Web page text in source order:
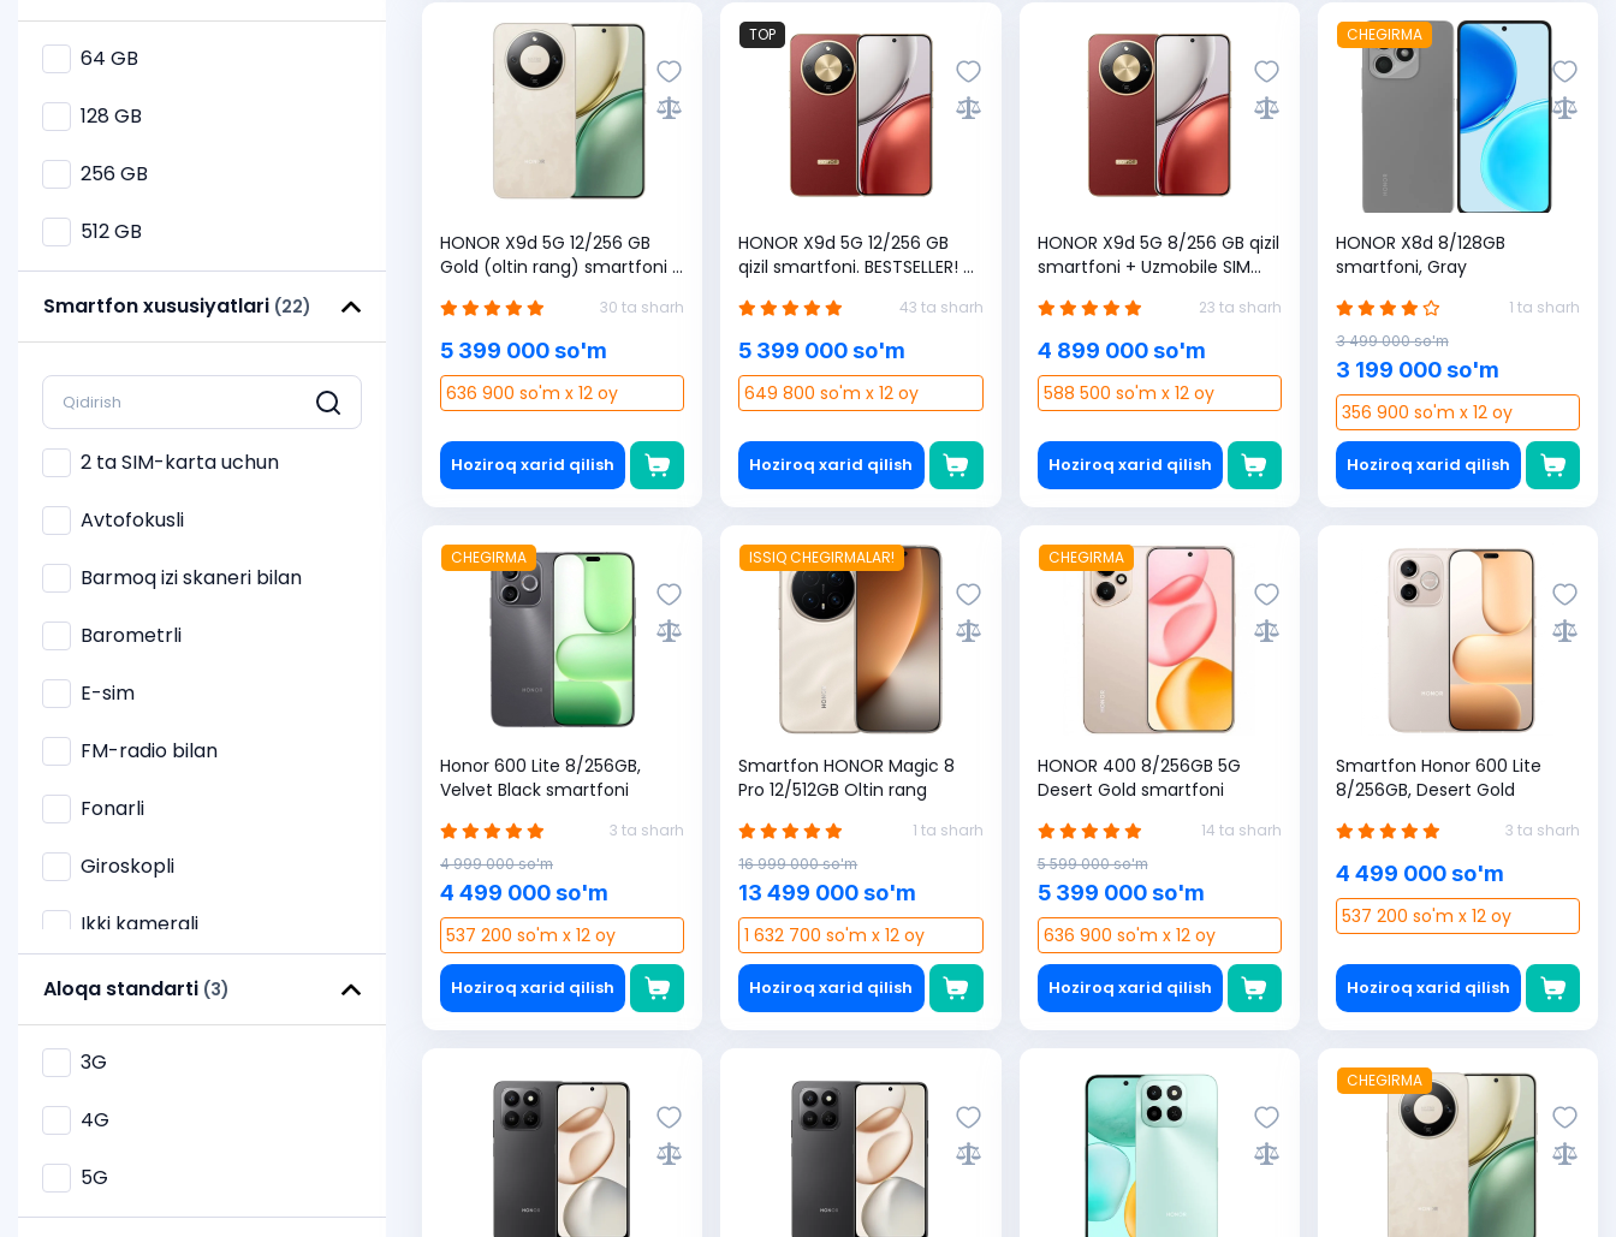
64 GB
128 GB
256 GB
512 GB
Smartfon xususiyatlari (22)
2 ta SIM-karta uchun
Avtofokusli
Barmoq izi skaneri bilan
Barometrli
E-sim
FM-radio bilan
Fonarli
Giroskopli
Ikki kamerali
Keng burchakli obyektivli
Ovozli boshqaruvchi bilan
Aloqa standarti (3)
3G
4G
5G
HONOR X9d 5G 12/256 GB
Gold (oltin rang) smartfoni +
yilga 365 GB bonus)30 ta sharh
5 399 000 so'm
636 900 so'm x 12 oy
Hoziroq xarid qilish
TOP
HONOR X9d 5G 12/256 GB
qizil smartfoni. BESTSELLER! +
yilga 365 GB bonus)43 ta sharh
5 399 000 so'm
649 800 so'm x 12 oy
Hoziroq xarid qilish
HONOR X9d 5G 8/256 GB qizil
smartfoni + Uzmobile SIM
bonus)
23 ta sharh
4 899 000 so'm
588 500 so'm x 12 oy
Hoziroq xarid qilish
CHEGIRMA
HONOR X8d 8/128GB
smartfoni, Gray
1 ta sharh
3 499 000 so'm
3 199 000 so'm
356 900 so'm x 12 oy
Hoziroq xarid qilish
CHEGIRMA
Honor 600 Lite 8/256GB,
Velvet Black smartfoni
3 ta sharh
4 999 000 so'm
4 499 000 so'm
537 200 so'm x 12 oy
Hoziroq xarid qilish
ISSIQ CHEGIRMALAR!
Smartfon HONOR Magic 8
Pro 12/512GB Oltin rang
1 ta sharh
16 999 000 so'm
13 499 000 so'm
1 632 700 so'm x 12 oy
Hoziroq xarid qilish
CHEGIRMA
HONOR 400 8/256GB 5G
Desert Gold smartfoni
14 ta sharh
5 599 000 so'm
5 399 000 so'm
636 900 so'm x 12 oy
Hoziroq xarid qilish
Smartfon Honor 600 Lite
8/256GB, Desert Gold
3 ta sharh
4 499 000 so'm
537 200 so'm x 12 oy
Hoziroq xarid qilish
CHEGIRMA